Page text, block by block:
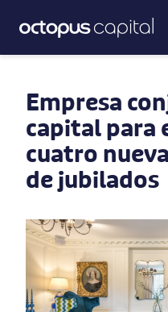
Empresa
capital para
cuatro
de jubilados